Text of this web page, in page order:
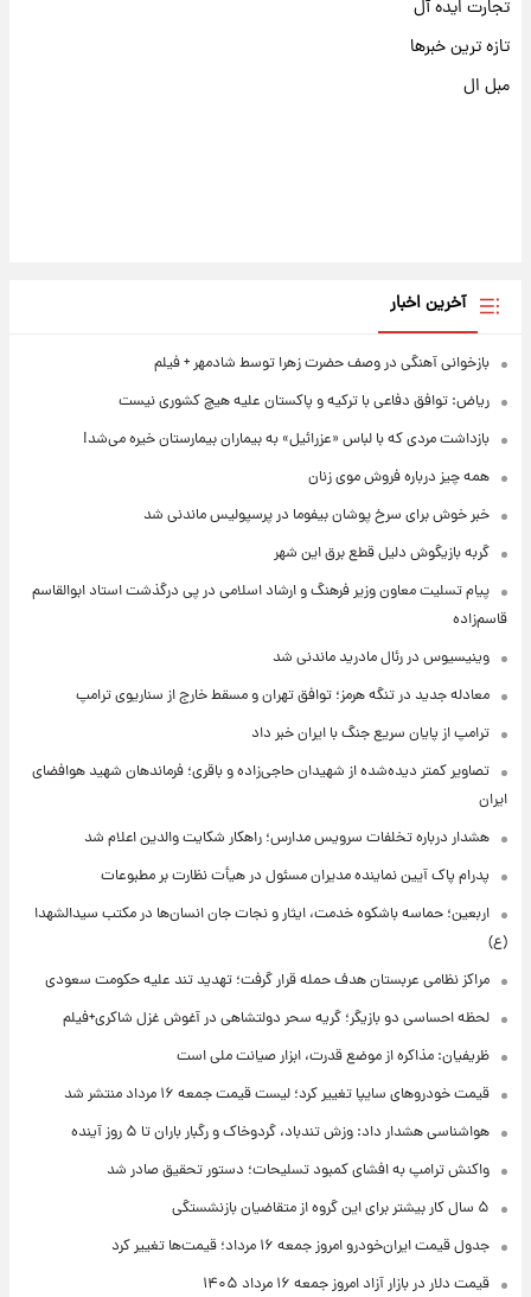
تجارت ایده آل
تازه ترین خبرها
مبل ال
آخرین اخبار
بازخوانی آهنگی در وصف حضرت زهرا توسط شادمهر + فیلم
ریاض: توافق دفاعی با ترکیه و پاکستان علیه هیچ کشوری نیست
بازداشت مردی که با لباس «عزرائیل» به بیماران بیمارستان خیره می‌شد!
همه چیز درباره فروش موی زنان
خبر خوش برای سرخ پوشان بیفوما در پرسپولیس ماندنی شد
گربه بازیگوش دلیل قطع برق این شهر
پیام تسلیت معاون وزیر فرهنگ و ارشاد اسلامی در پی درگذشت استاد ابوالقاسم
قاسم‌زاده
وینیسیوس در رئال مادرید ماندنی شد
معادله جدید در تنگه هرمز؛ توافق تهران و مسقط خارج از سناریوی ترامپ
ترامپ از پایان سریع جنگ با ایران خبر داد
تصاویر کمتر دیده‌شده از شهیدان حاجی‌زاده و باقری؛ فرماندهان شهید هوافضای
ایران
هشدار درباره تخلفات سرویس مدارس؛ راهکار شکایت والدین اعلام شد
پدرام پاک آیین نماینده مدیران مسئول در هیأت نظارت بر مطبوعات
اربعین؛ حماسه باشکوه خدمت، ایثار و نجات جان انسان‌ها در مکتب سیدالشهدا
(ع)
مراکز نظامی عربستان هدف حمله قرار گرفت؛ تهدید تند علیه حکومت سعودی
لحظه احساسی دو بازیگر؛ گریه سحر دولتشاهی در آغوش غزل شاکری+فیلم
ظریفیان: مذاکره از موضع قدرت، ابزار صیانت ملی است
قیمت خودروهای سایپا تغییر کرد؛ لیست قیمت جمعه ۱۶ مرداد منتشر شد
هواشناسی هشدار داد: وزش تندباد، گردوخاک و رگبار باران تا ۵ روز آینده
واکنش ترامپ به افشای کمبود تسلیحات؛ دستور تحقیق صادر شد
۵ سال کار بیشتر برای این گروه از متقاضیان بازنشستگی
جدول قیمت ایران‌خودرو امروز جمعه ۱۶ مرداد؛ قیمت‌ها تغییر کرد
قیمت دلار در بازار آزاد امروز جمعه ۱۶ مرداد ۱۴۰۵